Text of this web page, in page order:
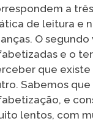
a
de leitura e
O
e o
que
Sabemos
e
lentos, com